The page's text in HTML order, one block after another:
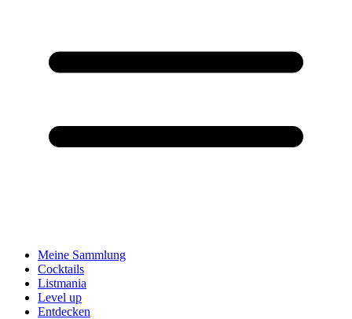
Meine Sammlung
Cocktails
Listmania
Level up
Entdecken